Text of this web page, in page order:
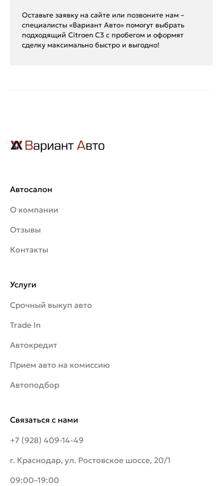
Оставьте заявку на сайте или позвоните нам –
специалисты «Вариант Авто» помогут выбрать
подходящий Citroen C3 с пробегом и оформят
сделку максимально быстро и выгодно!
Автосалон
О компании
Отзывы
Контакты
Связаться с нами
+7 (928) 409-14-49
г. Краснодар, ул. Ростовское шоссе, 20/1
09:00–19:00
Услуги
Срочный выкуп авто
Trade In
Автокредит
Прием авто на комиссию
Автоподбор